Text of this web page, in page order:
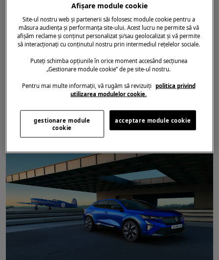
RENAULT 5
/ ETECH / ELECTRIC / NIVEL DE ECHIPARE / PREŢURI
MOTORIZARE
RENAULT 5 E-TECH electric: primele
două versiuni disponibile pentru
comandă
Afișare module cookie
Site-ul nostru web și partenerii săi folosesc module cookie pentru a
măsura audiența și performanța site-ului. Acest lucru ne permite să vă
afișăm reclame și conținut personalizat și/sau geolocalizat și vă permite
să interacționați cu conținutul nostru prin intermediul rețelelor sociale.
Puteți schimba opțiunile în orice moment accesând secțiunea
„Gestionare module cookie” de pe site-ul nostru.
Pentru mai multe informații, vă rugăm să revizuiți politica privind
utilizarea modulelor cookie.
acceptare module cookie
gestionare module
cookie